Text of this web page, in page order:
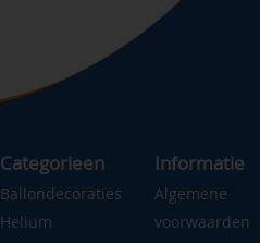
Categorieen
Ballondecoraties
Helium
Informatie
Algemene
voorwaarden